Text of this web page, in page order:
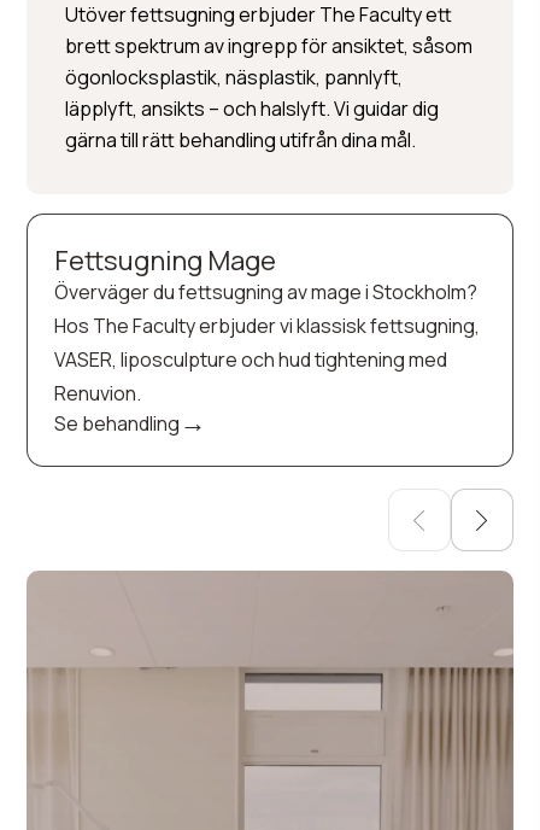
Utöver fettsugning erbjuder The Faculty ett
brett spektrum av ingrepp för ansiktet, såsom
ögonlocksplastik, näsplastik, pannlyft,
läpplyft, ansikts – och halslyft. Vi guidar dig
gärna till rätt behandling utifrån dina mål.
Fettsugning Mage
Överväger du fettsugning av mage i Stockholm?
Hos The Faculty erbjuder vi klassisk fettsugning,
VASER, liposculpture och hud tightening med
Renuvion.
Se behandling →